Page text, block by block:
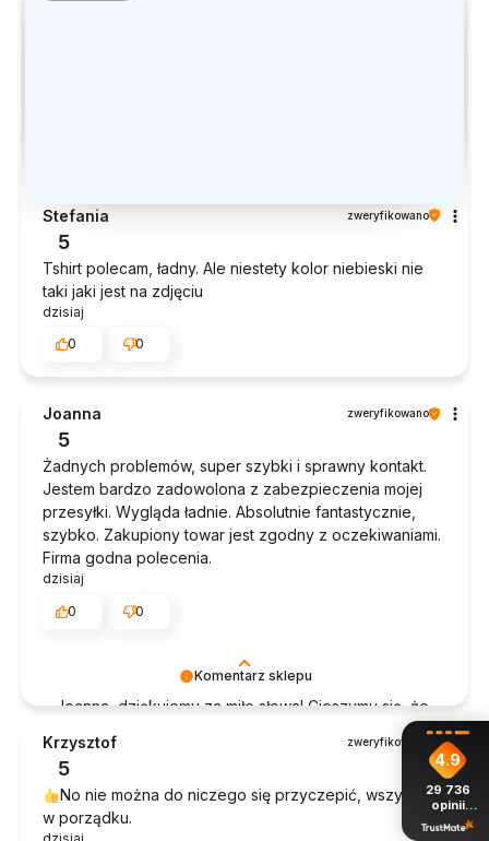
Stefania zweryfikowano
5
Tshirt polecam, ładny. Ale niestety kolor niebieski nie
taki jaki jest na zdjęciu
dzisiaj
0
0
Komentarz sklepu
Joanna, dziękujemy za miłe słowa! Cieszymy się, że
możemy zapewnić odpowiednią obsługę tak
świetnym klientom. Dziękujemy raz jeszcze!
Joanna zweryfikowano
5
Żadnych problemów, super szybki i sprawny kontakt.
Jestem bardzo zadowolona z zabezpieczenia mojej
przesyłki. Wygląda ładnie. Absolutnie fantastycznie,
szybko. Zakupiony towar jest zgodny z oczekiwaniami.
Firma godna polecenia.
dzisiaj
0
0
Krzysztof zweryfikowano
5
No nie można do niczego się przyczepić, wszystko
w porządku.
4.9
29 736
opinii
z całego
okresu